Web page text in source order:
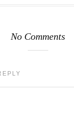
No Comments